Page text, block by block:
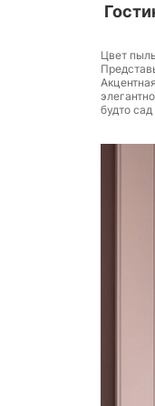
Цвет
будто